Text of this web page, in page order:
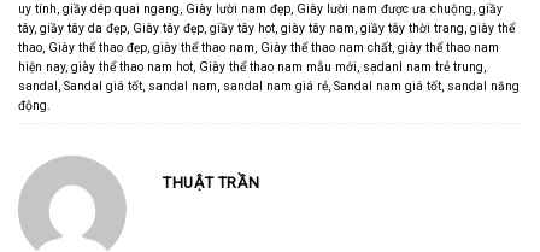
uy tính, giầy dép quai ngang, Giày lười nam đẹp, Giày lười nam được ưa chuộng, giầy
tây, giầy tây da đẹp, Giày tây đẹp, giầy tây hot, giày tây nam, giầy tây thời trang, giày thể
thao, Giày thể thao đẹp, giày thể thao nam, Giày thể thao nam chất, giày thể thao nam
hiện nay, giày thể thao nam hot, Giày thể thao nam mẫu mới, sadanl nam trẻ trung,
sandal , Sandal giá tốt, sandal nam, sandal nam giá rẻ, Sandal nam giá tốt, sandal năng
động.
THUẬT TRẦN